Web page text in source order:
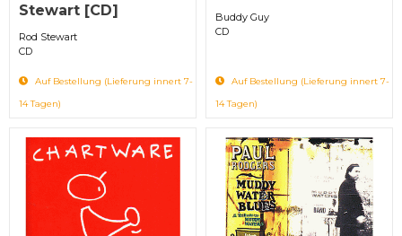
Stewart [CD]
Rod Stewart
CD
Auf Bestellung (Lieferung innert 7-
14 Tagen)
Buddy Guy
CD
Auf Bestellung (Lieferung innert 7-
14 Tagen)